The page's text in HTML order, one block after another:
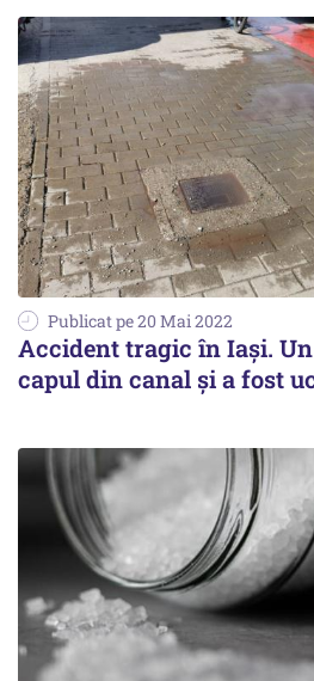
Publicat pe 20 Mai 2022
Accident tragic în Iași.
capul din canal şi a fost